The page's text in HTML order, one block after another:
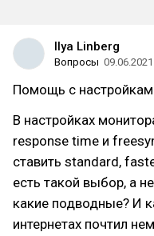
Ilya Linberg
Вопросы 09.06.2021
Помощь с
В настройках
response time и
ставить standard,
есть такой выбор, а
какие подводные? И
интернетах почтил